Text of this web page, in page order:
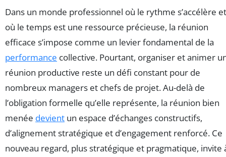
Dans un monde professionnel où le rythme s’accélère et
où le temps est une ressource précieuse, la réunion
efficace s’impose comme un levier fondamental de la
performance collective. Pourtant, organiser et animer
réunion productive reste un défi constant pour de
nombreux managers et chefs de projet. Au-delà de
l’obligation formelle qu’elle représente, la réunion bien
menée devient un espace d’échanges constructifs,
d’alignement stratégique et d’engagement renforcé. Ce
nouveau regard, plus stratégique et pragmatique, invite